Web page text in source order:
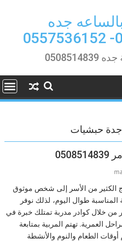
جده
جدة حبشيات
الكثير من الأسر إلى شخص موثوق
المناسبة طوال اليوم، لذلك نوفر
من خلال كوادر مدربة تمتلك خبرة في
العمرية. تهتم المربية بمتابعة
الطعام والنوم والأنشطة